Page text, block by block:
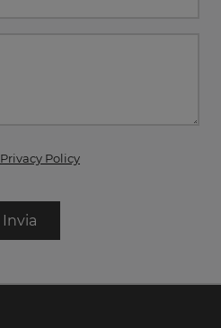
Privacy Policy
Invia